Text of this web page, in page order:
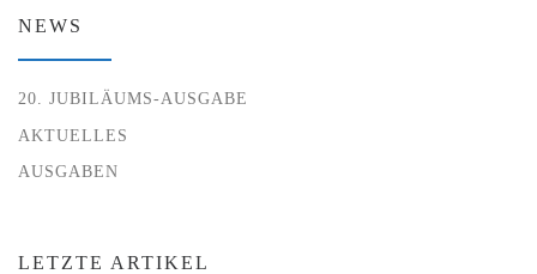
NEWS
20. JUBILÄUMS-AUSGABE
AKTUELLES
AUSGABEN
LETZTE ARTIKEL